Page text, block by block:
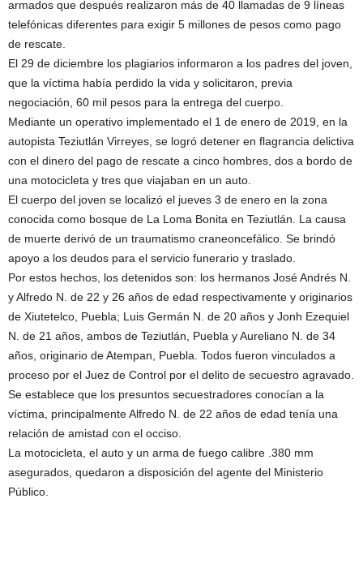
armados que después realizaron más de 40 llamadas de 9 líneas
telefónicas diferentes para exigir 5 millones de pesos como pago
de rescate.
El 29 de diciembre los plagiarios informaron a los padres del joven,
que la víctima había perdido la vida y solicitaron, previa
negociación, 60 mil pesos para la entrega del cuerpo.
Mediante un operativo implementado el 1 de enero de 2019, en la
autopista Teziutlán Virreyes, se logró detener en flagrancia delictiva
con el dinero del pago de rescate a cinco hombres, dos a bordo de
una motocicleta y tres que viajaban en un auto.
El cuerpo del joven se localizó el jueves 3 de enero en la zona
conocida como bosque de La Loma Bonita en Teziutlán. La causa
de muerte derivó de un traumatismo craneoncefálico. Se brindó
apoyo a los deudos para el servicio funerario y traslado.
Por estos hechos, los detenidos son: los hermanos José Andrés N.
y Alfredo N. de 22 y 26 años de edad respectivamente y originarios
de Xiutetelco, Puebla; Luis Germán N. de 20 años y Jonh Ezequiel
N. de 21 años, ambos de Teziutlán, Puebla y Aureliano N. de 34
años, originario de Atempan, Puebla. Todos fueron vinculados a
proceso por el Juez de Control por el delito de secuestro agravado.
Se establece que los presuntos secuestradores conocían a la
víctima, principalmente Alfredo N. de 22 años de edad tenía una
relación de amistad con el occiso.
La motocicleta, el auto y un arma de fuego calibre .380 mm
asegurados, quedaron a disposición del agente del Ministerio
Público.